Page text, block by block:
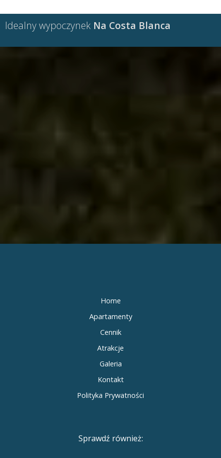
Idealny wypoczynek Na Costa Blanca
Home
Apartamenty
Cennik
Atrakcje
Galeria
Kontakt
Polityka Prywatności
Sprawdź również: